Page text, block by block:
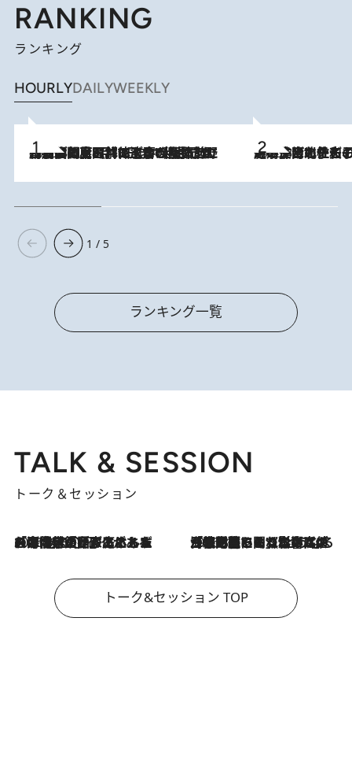
RANKING
ランキング
HOURLYDAILYWEEKLY
2026.8.8
「最後に見られてよかった」上野動物園の東園パンダ舎が解体前に特別公開。8月16日まで延長されたパネル展と共に辿る“半世紀”のパンダ飼育《解体工事の図面あり》 2026.8.3
《「文士の子ども被害者の会」発足！》阿川佐和子（72）が語る遠藤周作に北杜夫、劇作家・矢代静一の子どもたちの“文豪プライベート事件簿”
1 / 5
ランキング一覧
TALK & SESSION
トーク＆セッション
2026.8.3
「今後値上げがあるとすれば…」「リスクがあるのは今年の冬」エネルギー専門家が語る、ホルムズ海峡封鎖が家庭にもたらす“ある心配” 2026.8.3
「住宅建てられない…」「サーチャージ料の高値が続いている」ホルムズ海峡封鎖による影響はいつまで続く？《エネルギー専門家に聞く“どうなる日本の暮らし”》
トーク&セッション TOP